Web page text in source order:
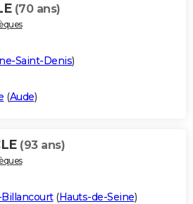
(70 ans)
Saint-Denis)
(Aude)
(93 ans)
(Hauts-de-Seine)